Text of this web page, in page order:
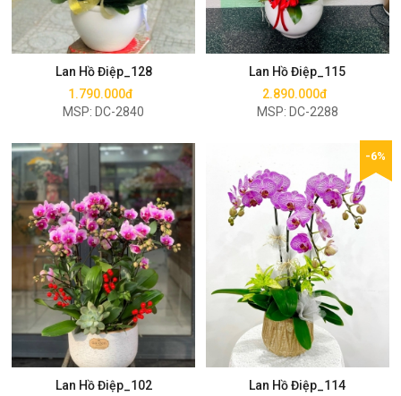
Lan Hồ Điệp_128
1.790.000đ
MSP: DC-2840
Mua ngay
Lan Hồ Điệp_115
2.890.000đ
MSP: DC-2288
Mua ngay
Lan Hồ Điệp_102
Mua ngay
Lan Hồ Điệp_114
-6%
Mua ngay